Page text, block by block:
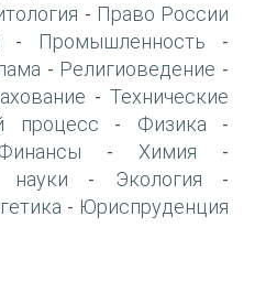
- Право России
- Промышленность -
- Религиоведение -
- Технические
процесс - Физика -
- Химия -
науки - Экология -
- Юриспруденция